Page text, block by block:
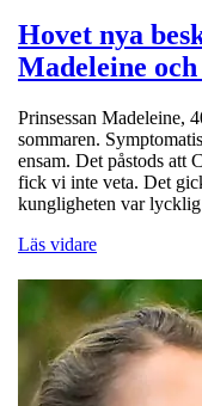
Hovet nya
Madeleine
Prinsessan Madeleine,
sommaren.
ensam. Det påstods att
fick vi inte veta. Det
kungligheten var
Läs vidare